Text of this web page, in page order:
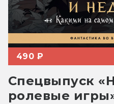
490 ₽
Спецвыпуск
ролевые